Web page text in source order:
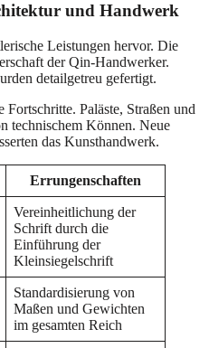
und Handwerk
Leistungen hervor. Die
der Qin-Handwerker.
detailgetreu gefertigt.
Paläste, Straßen und
technischem Können. Neue
das Kunsthandwerk.
Errungenschaften
Vereinheitlichung der
Schrift durch die
Einführung der
Kleinsiegelschrift
Standardisierung von
Maßen und Gewichten
im gesamten Reich